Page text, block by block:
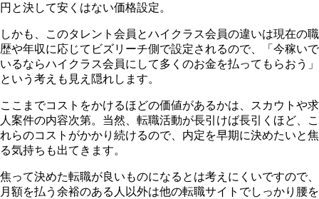
円と決して安くはない価格設定。
しかも、このタレント会員とハイクラス会員の違いは現在の職
歴や年収に応じてビズリーチ側で設定されるので、「今稼いで
いるならハイクラス会員にして多くのお金を払ってもらおう」
という考えも見え隠れします。
ここまでコストをかけるほどの価値があるかは、スカウトや求
人案件の内容次第。当然、転職活動が長引けば長引くほど、こ
れらのコストがかかり続けるので、内定を早期に決めたいと焦
る気持ちも出てきます。
焦って決めた転職が良いものになるとは考えにくいですので、
月額を払う余裕のある人以外は他の転職サイトでしっかり腰を